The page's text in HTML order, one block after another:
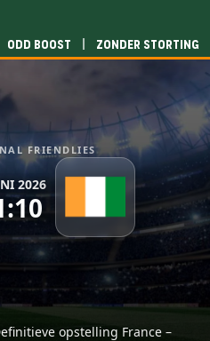
Odd boost | Zonder storting
FRIENDLIES
2026
opstelling France –